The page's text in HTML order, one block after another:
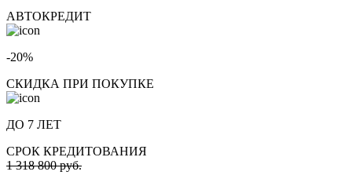
АВТОКРЕДИТ
-20%
СКИДКА ПРИ ПОКУПКЕ
ДО 7 ЛЕТ
СРОК КРЕДИТОВАНИЯ
1 318 800 руб.